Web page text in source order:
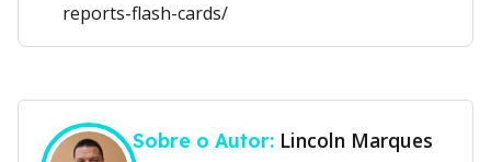
reports-flash-cards/
Sobre o Autor: Lincoln Marques